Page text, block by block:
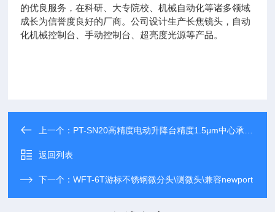
的优良服务，在科研、大专院校、机械自动化等诸多领域
成长为信誉度良好的厂商。公司设计生产长焦镜头，自动
化机械控制台、手动控制台、超亮度光源等产品。
上一个： PT-SN20高精度电动升降台精度1.5μm中心承载10kg
返回列表
下一个：WFT-6T游标不锈钢微分头\测微头\兼容newport